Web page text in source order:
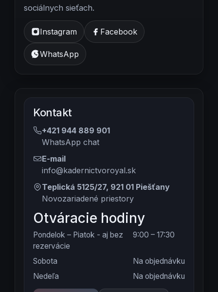
sociálnych sieťach.
Instagram Facebook
WhatsApp
Kontakt
+421 944 889 901
WhatsApp chat
E-mail
info@kadernictvoroyal.sk
Teplická 5125/27, 921 01 Piešťany
Novozariadené priestory
Otváracie hodiny
Pondelok – Piatok - aj bez
rezervácie
9:00 – 17:30
Sobota
Na objednávku
Nedeľa
Na objednávku